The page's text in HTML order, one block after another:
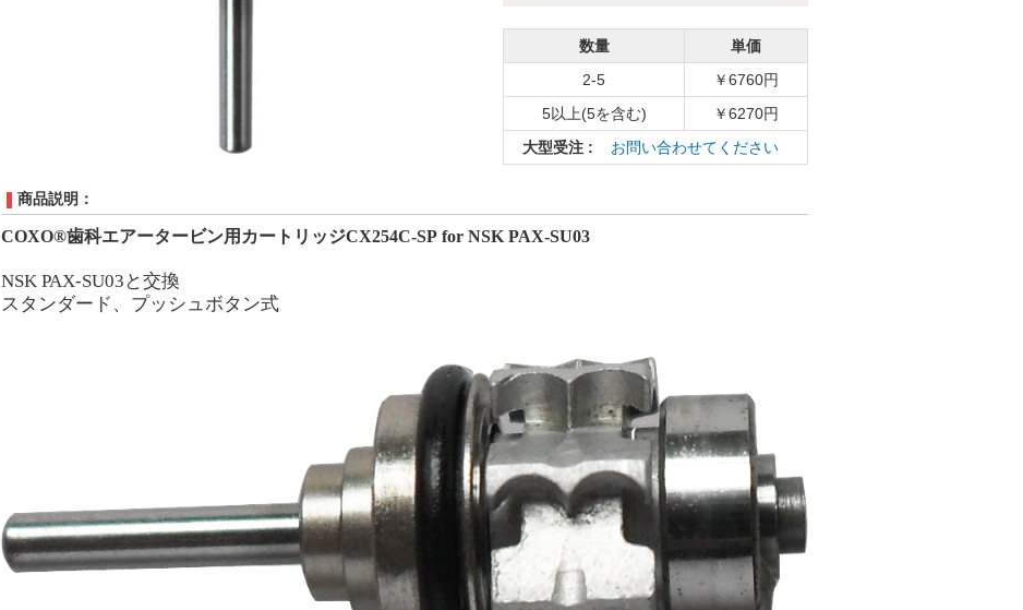
数量
単価
2-5
￥6760円
5以上(5を含む)
￥6270円
大型受注 : お問い合わせてください
商品説明：
COXO®歯科エアータービン用カートリッジCX254C-SP for NSK PAX-SU03
NSK PAX-SU03 と交換
スタンダード、プッシュボタン式